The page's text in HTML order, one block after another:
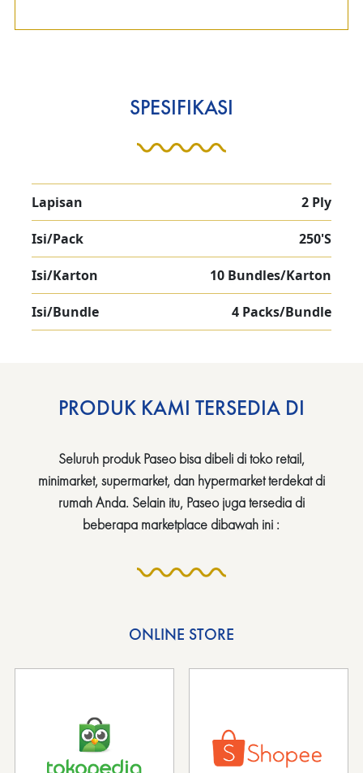
SPESIFIKASI
Lapisan 2 Ply
Isi/Pack 250'S
Isi/Karton 10 Bundles/Karton
Isi/Bundle 4 Packs/Bundle
PRODUK KAMI TERSEDIA DI
Seluruh produk Paseo bisa dibeli di toko retail,
minimarket, supermarket, dan hypermarket terdekat di
rumah Anda. Selain itu, Paseo juga tersedia di
beberapa marketplace dibawah ini :
ONLINE STORE